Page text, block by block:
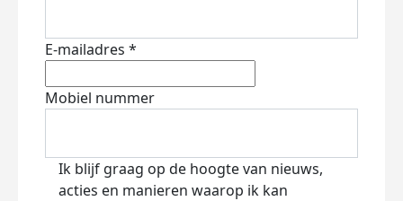
E-mailadres *
Mobiel nummer
Ik blijf graag op de hoogte van nieuws,
acties en manieren waarop ik kan